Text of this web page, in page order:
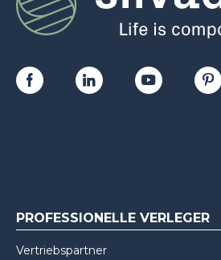
PROFESSIONELLE VERLEGER
Vertriebspartner